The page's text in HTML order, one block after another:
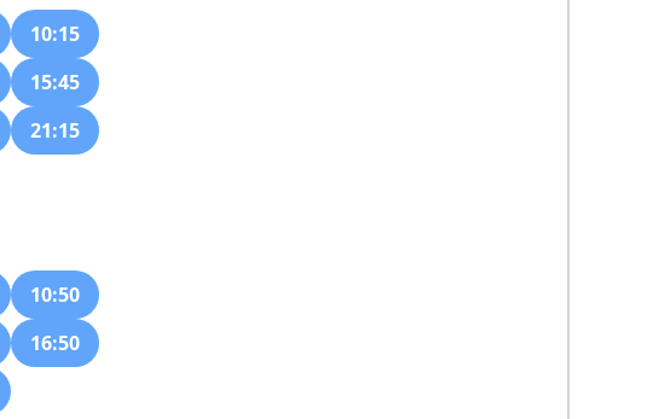
10:15
15:45
21:15
10:50
16:50